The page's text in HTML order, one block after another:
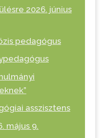
2026. június
pedagógus
asszisztens
május 9.